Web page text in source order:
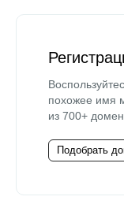
похожее имя
из 700+
Подобрать